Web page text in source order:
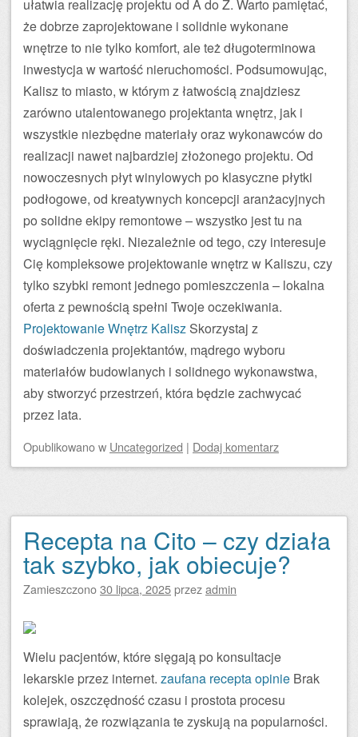
ułatwia realizację projektu od A do Z. Warto pamiętać,
że dobrze zaprojektowane i solidnie wykonane
wnętrze to nie tylko komfort, ale też długoterminowa
inwestycja w wartość nieruchomości. Podsumowując,
Kalisz to miasto, w którym z łatwością znajdziesz
zarówno utalentowanego projektanta wnętrz, jak i
wszystkie niezbędne materiały oraz wykonawców do
realizacji nawet najbardziej złożonego projektu. Od
nowoczesnych płyt winylowych po klasyczne płytki
podłogowe, od kreatywnych koncepcji aranżacyjnych
po solidne ekipy remontowe – wszystko jest tu na
wyciągnięcie ręki. Niezależnie od tego, czy interesuje
Cię kompleksowe projektowanie wnętrz w Kaliszu, czy
tylko szybki remont jednego pomieszczenia – lokalna
oferta z pewnością spełni Twoje oczekiwania.
Projektowanie Wnętrz Kalisz Skorzystaj z
doświadczenia projektantów, mądrego wyboru
materiałów budowlanych i solidnego wykonawstwa,
aby stworzyć przestrzeń, która będzie zachwycać
przez lata.
Opublikowanow Uncategorized | Dodaj komentarz
Recepta na Cito – czy działa
tak szybko, jak obiecuje?
Zamieszczono30 lipca, 2025przezadmin
Wielu pacjentów, które sięgają po konsultacje
lekarskie przez internet. zaufana recepta opinie Brak
kolejek, oszczędność czasu i prostota procesu
sprawiają, że rozwiązania te zyskują na popularności.